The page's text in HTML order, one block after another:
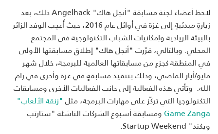
لاحظ أعضاء لجنة مسابقة "أنجل هاك" Angelhack ذلك، بعد
زيارةٍ مبدئيةٍ إلى غزة في أوائل عام 2016، حيث أُعجِب الوفد الزائر
بالبيئة الريادية وإمكانيات الشباب التكنولوجية في المجتمع
المحلي. وبالتالي، قرّرت "أنجل هاك" إطلاق مسابقتها الأولى
في المنطقة كجزءٍ من مسابقاتها العالمية للبرمجة، خلال شهر
مايو/أيار الماضي، وذلك بتنفيذ مسابقةٍ في غزة وأخرى في رام
الله. وتأتي هذه الفعالية إلى جانب الفعاليات الأخرى ومسابقات
التكنولوجيا التي تركّز على مهارات البرمجة، مثل"زنقة الألعاب"
Game Zangaومسابقة أسبوع الشركات الناشئة "ستارتب
ويكند" Startup Weekend.